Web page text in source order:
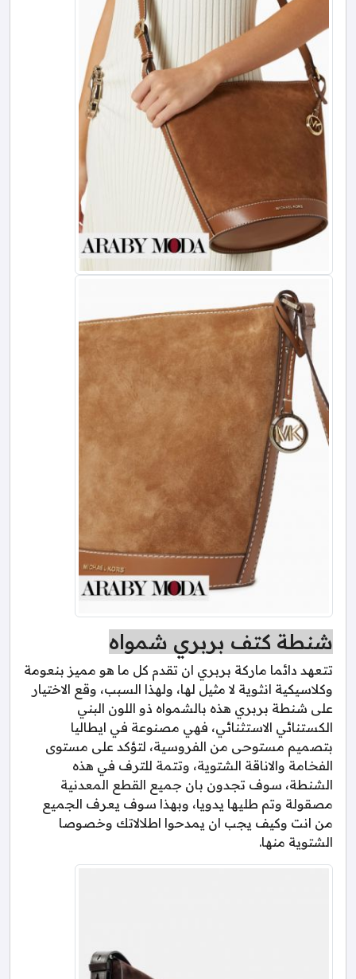
شنطة كتف بربري شمواه
تتعهد دائما ماركة بربري ان تقدم كل ما هو مميز بنعومة
وكلاسيكية انثوية لا مثيل لها، ولهذا السبب، وقع الاختيار
على شنطة بربري هذه بالشمواه ذو اللون البني
الكستنائي الاستثنائي، فهي مصنوعة في ايطاليا
بتصميم مستوحى من الفروسية، لتؤكد على مستوى
الفخامة والاناقة الشتوية، وتتمة للترف في هذه
الشنطة، سوف تجدون بان جميع القطع المعدنية
مصقولة وتم طليها يدويا، وبهذا سوف يعرف الجميع
من انت وكيف يجب ان يمدحوا اطلالاتك وخصوصا
الشتوية منها.